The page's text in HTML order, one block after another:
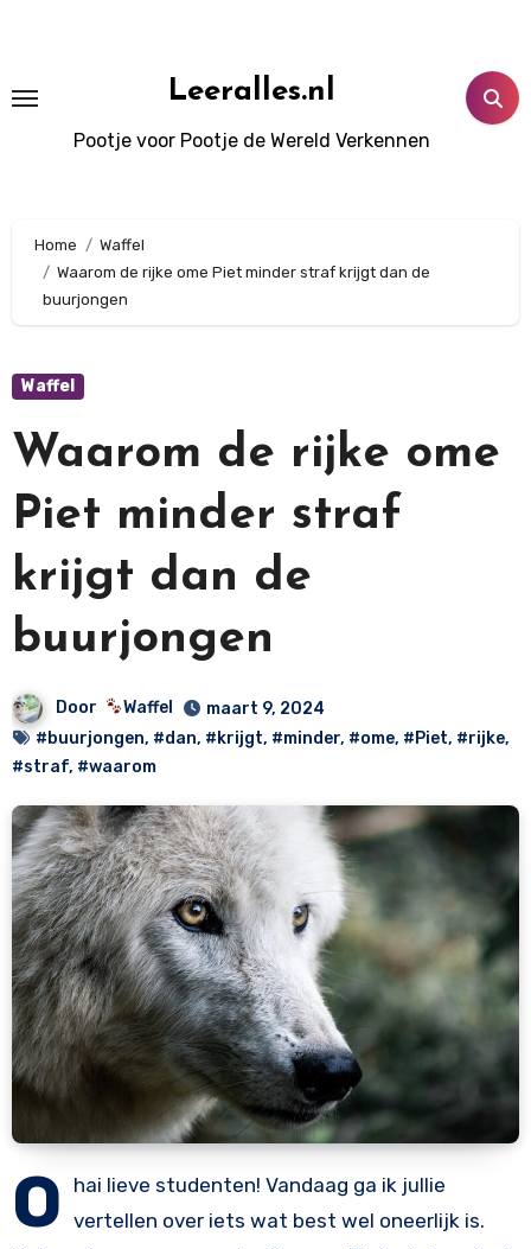
Leeralles.nl
Pootje voor Pootje de Wereld Verkennen
Home
Waffel
Waarom de rijke ome Piet minder straf krijgt dan de
buurjongen
Waffel
Waarom de rijke ome
Piet minder straf
krijgt dan de
buurjongen
Door Waffel
maart 9, 2024
#buurjongen, #dan, #krijgt, #minder, #ome, #Piet, #rijke,
#straf, #waarom
O
hai lieve studenten! Vandaag ga ik jullie
vertellen over iets wat best wel oneerlijk is.